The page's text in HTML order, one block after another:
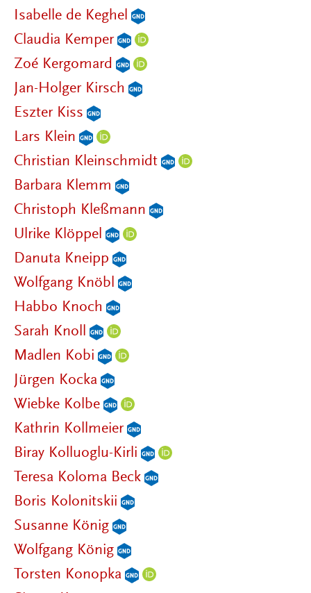
Isabelle de Keghel
Claudia Kemper
Zoé Kergomard
Jan-Holger Kirsch
Eszter Kiss
Lars Klein
Christian Kleinschmidt
Barbara Klemm
Christoph Kleßmann
Ulrike Klöppel
Danuta Kneipp
Wolfgang Knöbl
Habbo Knoch
Sarah Knoll
Madlen Kobi
Jürgen Kocka
Wiebke Kolbe
Kathrin Kollmeier
Biray Kolluoglu-Kirli
Teresa Koloma Beck
Boris Kolonitskii
Susanne König
Wolfgang König
Torsten Konopka